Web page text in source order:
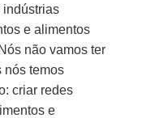
indústrias
e alimentos
não vamos ter
nós temos
criar redes
e